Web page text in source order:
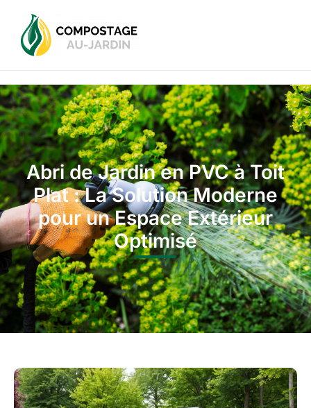
Abri de Jardin en PVC à Toit
Plat : La Solution Moderne
pour un Espace Extérieur
Optimisé